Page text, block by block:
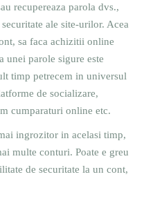
recupereaza parola dvs.,
ale site-urilor. Acea
sa faca achizitii online
unei parole sigure este
timp petrecem in universul
de socializare,
cumparaturi online etc.
ingrozitor in acelasi timp,
multe conturi. Poate e greu
de securitate la un cont,